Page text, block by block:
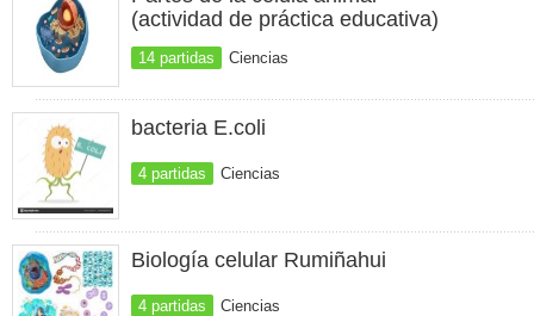
(actividad de práctica educativa)
14 partidas Ciencias
bacteria E.coli
4 partidas Ciencias
Biología celular Rumiñahui
4 partidas Ciencias